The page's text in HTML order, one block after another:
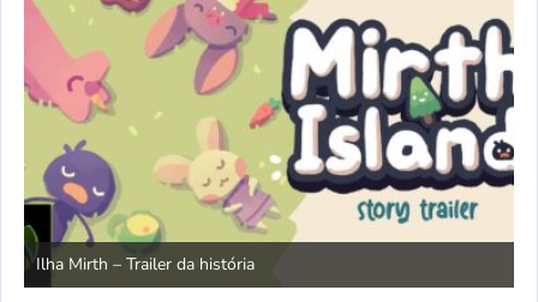
Ilha Mirth – Trailer da história